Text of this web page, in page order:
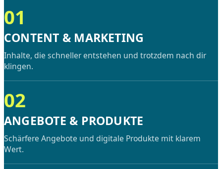
01
CONTENT & MARKETING
Inhalte, die schneller entstehen und trotzdem nach dir
klingen.
02
ANGEBOTE & PRODUKTE
Schärfere Angebote und digitale Produkte mit klarem
Wert.